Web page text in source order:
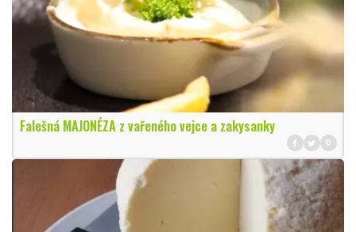
Falešná MAJONÉZA z vařeného vejce a zakysanky